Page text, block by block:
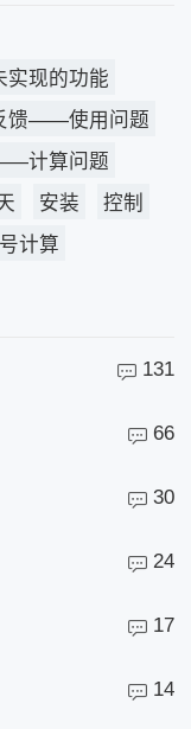
现的功能
馈——使用问题
计算问题
安装
控制
计算
131
66
30
24
17
14